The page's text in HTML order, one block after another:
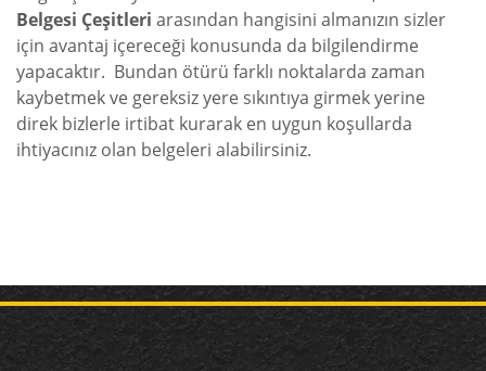
Belgesi Çeşitleri arasından hangisini almanızın sizler
için avantaj içereceği konusunda da bilgilendirme
yapacaktır. Bundan ötürü farklı noktalarda zaman
kaybetmek ve gereksiz yere sıkıntıya girmek yerine
direk bizlerle irtibat kurarak en uygun koşullarda
ihtiyacınız olan belgeleri alabilirsiniz.